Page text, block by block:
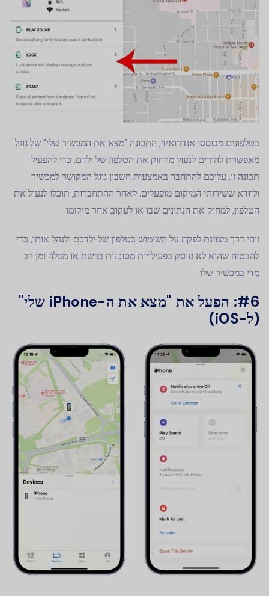
בטלפונים מבוססי אנדרואיד, התכונה "מצא את המכשיר שלי" של גוגל
מאפשרת להורים לנעול מרחוק את הטלפון של ילדם. כדי להפעיל
תכונה זו, עליכם להתחבר באמצעות חשבון גוגל המקושר למכשיר
ולוודא ששירותי המיקום מופעלים. לאחר ההתחברות, תוכלו לנעול את
הטלפון, למחוק את הנתונים שבו או לעקוב אחר מיקומו.
זוהי דרך מצוינת לפקח על השימוש בטלפון של ילדכם ולנהל אותו, כדי
להבטיח שהוא לא עוסק בפעילויות מסוכנות ברשת או מבלה זמן רב
מדי במכשיר שלו.
#6: הפעל את "מצא את ה-iPhone שלי"
(ל-iOS)